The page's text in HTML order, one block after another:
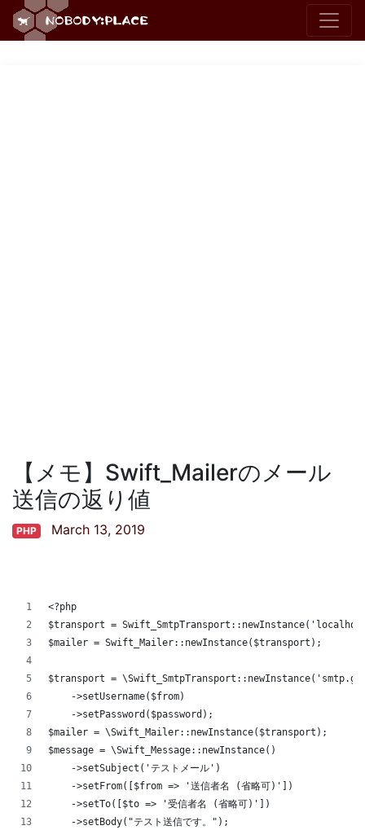
【メモ】Swift_Mailerのメール
送信の返り値
PHP March 13, 2019
<?php
$transport =
$mailer = Swift_Mailer::newInstance($transport);
$transport =
    ->setUsername($from)
    ->setPassword($password);
$mailer = \Swift_Mailer::newInstance($transport);
$message = \Swift_Message::newInstance()
    ->setSubject('テストメール')
    ->setFrom([$from => '送信者名 (省略可)'])
    ->setTo([$to => '受信者名 (省略可)'])
    ->setBody("テスト送信です。");